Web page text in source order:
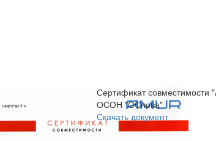
Сертификат совместимости
ОСОН "ОСнова"
Скачать документ